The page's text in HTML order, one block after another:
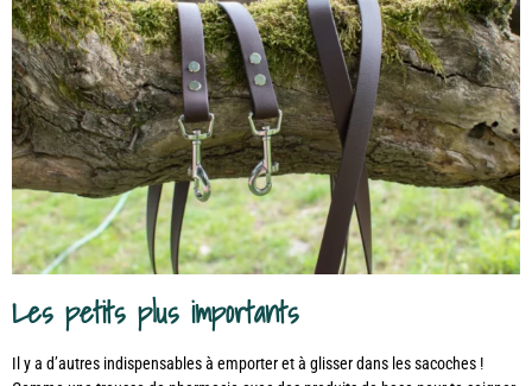
Les petits plus importants
Il y a d’autres indispensables à emporter et à glisser dans les sacoches !